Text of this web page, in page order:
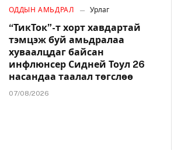
ОДДЫН АМЬДРАЛ Урлаг
“ТикТок”-т хорт хавдартай
тэмцэж буй амьдралаа
хуваалцдаг байсан
инфлюнсер Сидней Тоул 26
насандаа таалал төгслөө
07/08/2026